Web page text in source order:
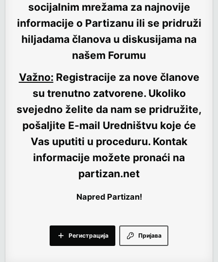
socijalnim mrežama za najnovije
informacije o Partizanu ili se pridruži
hiljadama članova u diskusijama na
našem Forumu
Važno: Registracije za nove članove
su trenutno zatvorene. Ukoliko
svejedno želite da nam se pridružite,
pošaljite E-mail Uredništvu koje će
Vas uputiti u proceduru. Kontak
informacije možete pronaći na
partizan.net
Napred Partizan!
Пријава
Регистрација